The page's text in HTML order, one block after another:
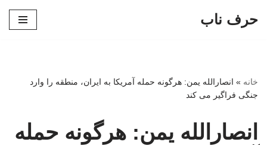
حرف ناب
خانه » انصارالله یمن: هرگونه حمله آمریکا به ایران، منطقه را وارد
جنگی فراگیر می کند
انصارالله یمن: هرگونه حمله